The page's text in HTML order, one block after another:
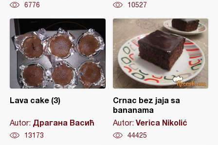
6776 10527
Lava cake (3)
Autor: Драгана Васић
13173
Crnac bez jaja sa
bananama
Autor: Verica Nikolić
44425